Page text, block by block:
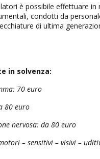
è possibile effettuare in
condotti da
di ultima
in solvenza:
70 euro
80 euro
nervosa: da 80 euro
– sensitivi – visivi –